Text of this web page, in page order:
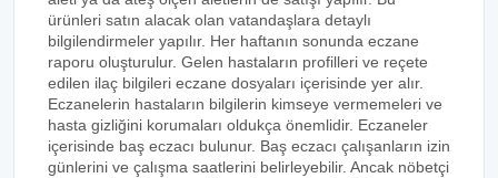
ürünleri satın alacak olan vatandaşlara detaylı
bilgilendirmeler yapılır. Her haftanın sonunda eczane
raporu oluşturulur. Gelen hastaların profilleri ve reçete
edilen ilaç bilgileri eczane dosyaları içerisinde yer alır.
Eczanelerin hastaların bilgilerin kimseye vermemeleri ve
hasta gizliğini korumaları oldukça önemlidir. Eczaneler
içerisinde baş eczacı bulunur. Baş eczacı çalışanların izin
günlerini ve çalışma saatlerini belirleyebilir. Ancak nöbetçi